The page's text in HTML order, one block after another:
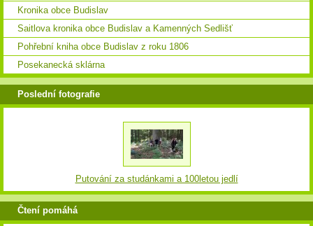
Kronika obce Budislav
Saitlova kronika obce Budislav a Kamenných Sedlišť
Pohřební kniha obce Budislav z roku 1806
Posekanecká sklárna
Poslední fotografie
Putování za studánkami a 100letou jedlí
Čtení pomáhá